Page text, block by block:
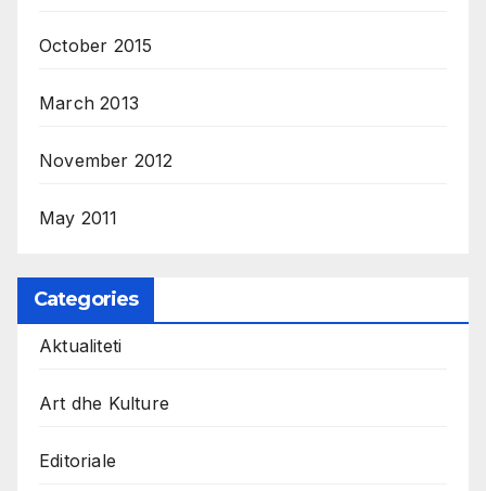
October 2015
March 2013
November 2012
May 2011
Categories
Aktualiteti
Art dhe Kulture
Editoriale